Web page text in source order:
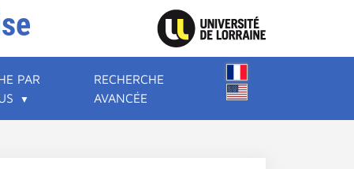
PAR
RECHERCHE
AVANCÉE